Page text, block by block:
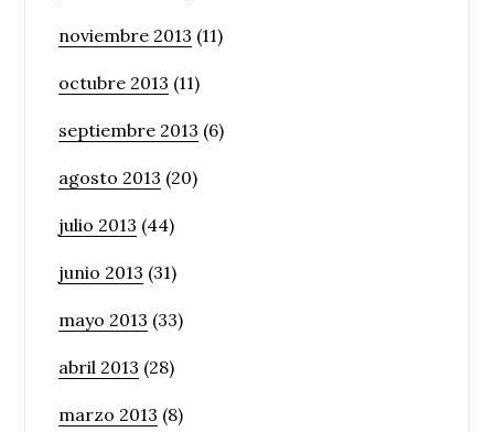
noviembre 2013 (11)
octubre 2013 (11)
septiembre 2013 (6)
agosto 2013 (20)
julio 2013 (44)
junio 2013 (31)
mayo 2013 (33)
abril 2013 (28)
marzo 2013 (8)